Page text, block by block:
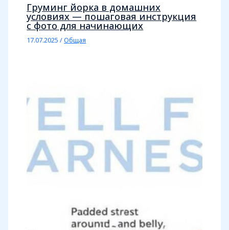
Груминг йорка в домашних
условиях — пошаговая инструкция
с фото для начинающих
17.07.2025/Общая